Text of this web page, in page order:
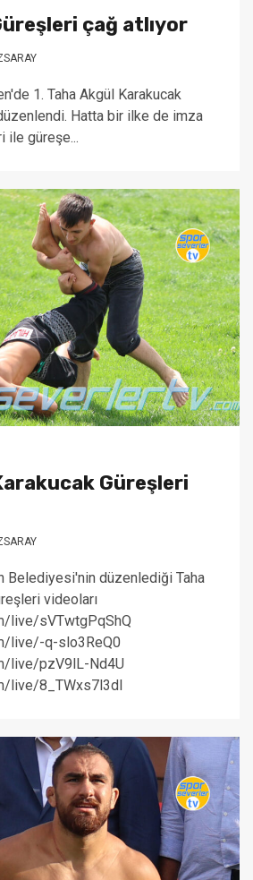
çağ atlıyor
1. Taha Akgül Karakucak
Hatta bir ilke de imza
ile güreşe...
Güreşleri
Belediyesi'nin düzenlediği Taha
videoları
live/sVTwtgPqShQ
live/-q-slo3ReQ0
live/pzV9lL-Nd4U
live/8_TWxs7l3dI